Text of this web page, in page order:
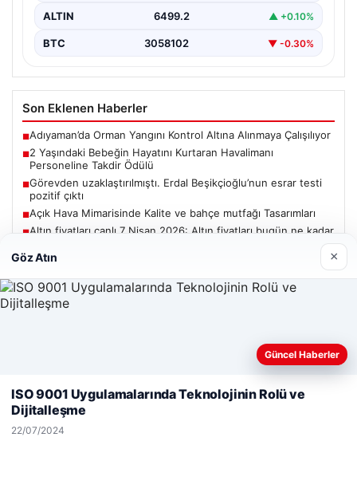
ALTIN 6499.2 ▲ +0.10%
BTC 3058102 ▼ -0.30%
Son Eklenen Haberler
■Adıyaman’da Orman Yangını Kontrol Altına Alınmaya Çalışılıyor
■2 Yaşındaki Bebeğin Hayatını Kurtaran Havalimanı
Personeline Takdir Ödülü
■Görevden uzaklaştırılmıştı. Erdal Beşikçioğlu’nun esrar testi
pozitif çıktı
■Açık Hava Mimarisinde Kalite ve bahçe mutfağı Tasarımları
■Altın fiyatları canlı 7 Nisan 2026: Altın fiyatları bugün ne kadar
Güncel
06/08/2026
Adıyaman’da Orman Yangını Kontrol Altına Alınmaya
Çalışılıyor
Web sitemizi nasıl kullandığınızı daha iyi anlayabilmek,
kullanıyoruz.Çerez Politikamız
Reddet
Göz Atın ×
Güncel Haberler
ISO 9001 Uygulamalarında Teknolojinin Rolü ve
Dijitalleşme
22/07/2024